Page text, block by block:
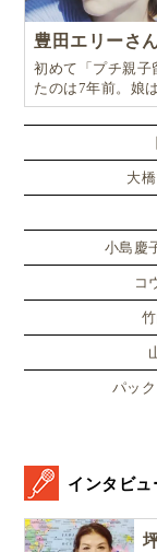
豊田エリーさ
初めて「プチ親子
たのは7年前。娘
ンドンのサマース
い、英語劇に挑戦
大
小島慶
コ
パッ
インタビュ